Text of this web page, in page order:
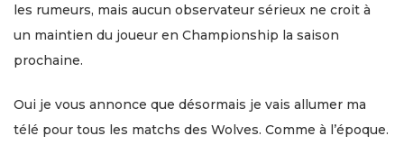
les rumeurs, mais aucun observateur sérieux ne croit à
un maintien du joueur en Championship la saison
prochaine.
Oui je vous annonce que désormais je vais allumer ma
télé pour tous les matchs des Wolves. Comme à l’époque.